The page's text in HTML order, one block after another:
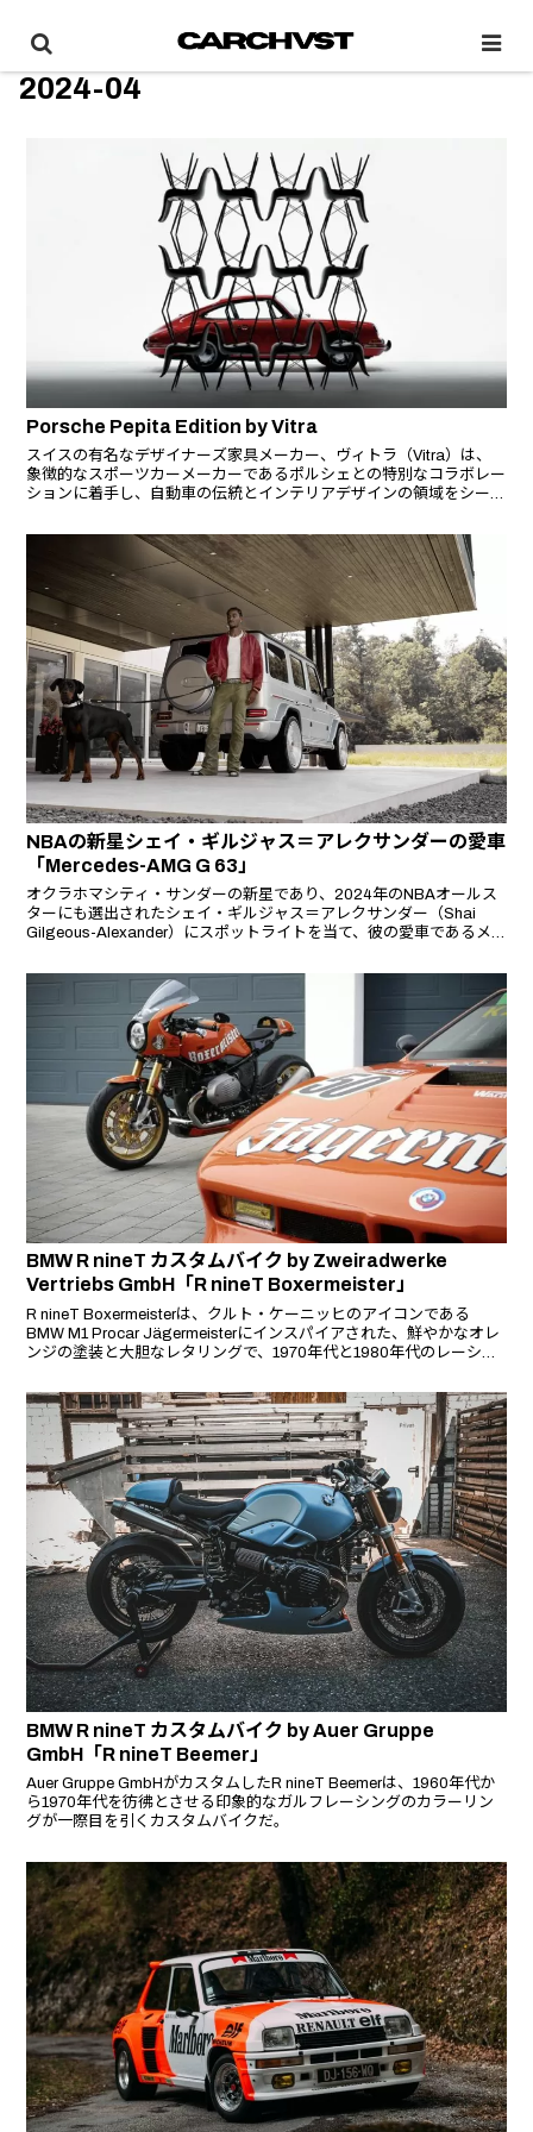
2024-04
Porsche Pepita Edition by Vitra
スイスの有名なデザイナーズ家具メーカー、ヴィトラ（Vitra）は、
象徴的なスポーツカーメーカーであるポルシェとの特別なコラボレー
ションに着手し、自動車の伝統とインテリアデザインの領域をシーム
NBAの新星シェイ・ギルジャス＝アレクサンダーの愛車
「Mercedes-AMG G 63」
オクラホマシティ・サンダーの新星であり、2024年のNBAオールス
ターにも選出されたシェイ・ギルジャス＝アレクサンダー（Shai
Gilgeous-Alexander）にスポットライトを当て、彼の愛車であるメ
BMW R nineT カスタムバイク by Zweiradwerke
Vertriebs GmbH「R nineT Boxermeister」
R nineT Boxermeisterは、クルト・ケーニッヒのアイコンである
BMW M1 Procar Jägermeisterにインスパイアされた、鮮やかなオレ
ンジの塗装と大胆なレタリングで、1970年代と1980年代のレーシン
BMW R nineT カスタムバイク by Auer Gruppe
GmbH「R nineT Beemer」
Auer Gruppe GmbHがカスタムしたR nineT Beemerは、1960年代か
ら1970年代を彷彿とさせる印象的なガルフレーシングのカラーリン
グが一際目を引くカスタムバイクだ。